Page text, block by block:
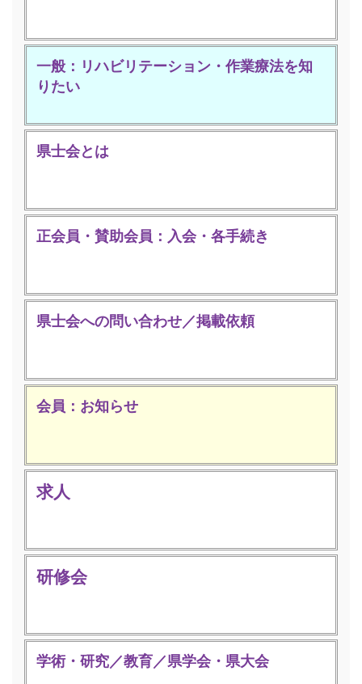
一般：リハビリテーション・作業療法を知
りたい
県士会とは
正会員・賛助会員：入会・各手続き
県士会への問い合わせ／掲載依頼
会員：お知らせ
求人
研修会
学術・研究／教育／県学会・県大会